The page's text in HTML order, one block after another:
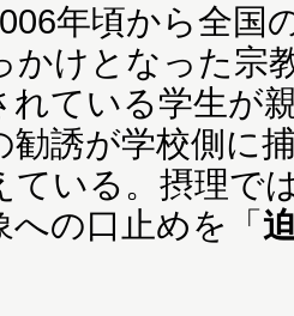
年頃から全国
かけとなった宗
れている学生が
勧誘が学校側に
ている。摂理で
への口止めを「